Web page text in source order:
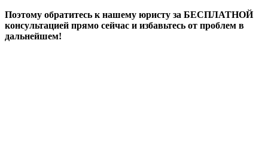
Поэтому обратитесь к нашему юристу за БЕСПЛАТНОЙ
консультацией прямо сейчас и избавьтесь от проблем в
дальнейшем!